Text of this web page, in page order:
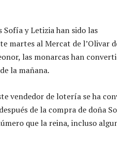
Sofía y Letizia han sido las
martes al Mercat de l’Olivar
las monarcas han
la mañana.
vendedor de lotería se ha
de la compra de doña
que la reina, incluso